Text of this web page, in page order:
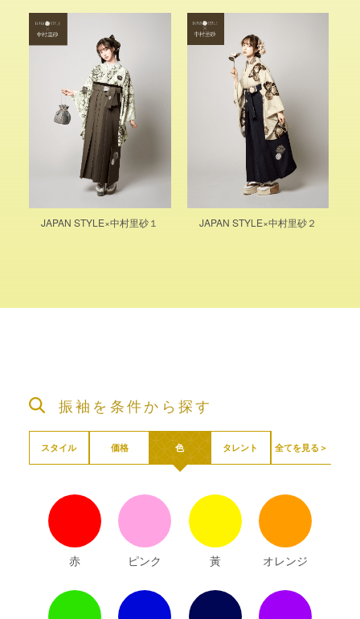
JAPAN STYLE×中村里砂１ JAPAN STYLE×中村里砂２
振袖を条件から探す
スタイル 価格 色 タレント 全てを見る＞
赤 ピンク 黃 オレンジ